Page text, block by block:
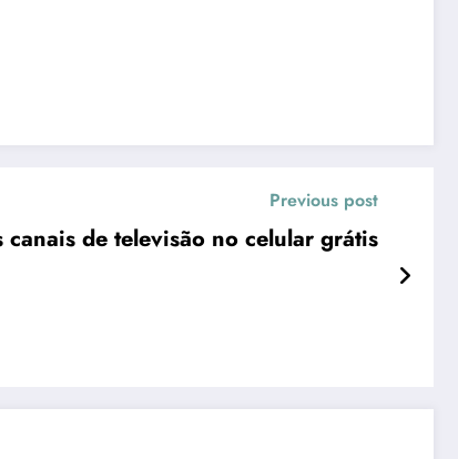
Previous post
canais de televisão no celular grátis